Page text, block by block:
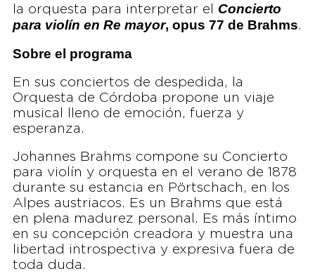
la orquesta para interpretar el Concierto
para violín en Re mayor, opus 77 de Brahms.
Sobre el programa
En sus conciertos de despedida, la
Orquesta de Córdoba propone un viaje
musical lleno de emoción, fuerza y
esperanza.
Johannes Brahms compone su Concierto
para violín y orquesta en el verano de 1878
durante su estancia en Pörtschach, en los
Alpes austriacos. Es un Brahms que está
en plena madurez personal. Es más íntimo
en su concepción creadora y muestra una
libertad introspectiva y expresiva fuera de
toda duda.